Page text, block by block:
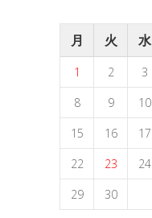
月 火 水
1 2 3
8
9 10
15
16 17
22
23 24
29
30